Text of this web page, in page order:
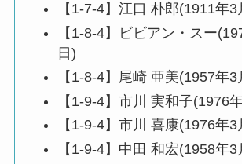
【1-7-4】江口 朴郎(1911年3
【1-8-4】ビビアン・スー
日)
【1-8-4】尾崎 亜美(1957年3
【1-9-4】市川 実和子(1976
【1-9-4】市川 喜康(1976年3
【1-9-4】中田 和宏(1958年3